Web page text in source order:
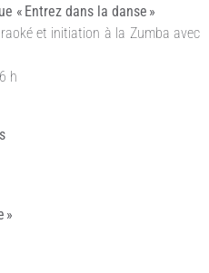
« Entrez dans la danse »
et initiation à la Zumba avec
h
»